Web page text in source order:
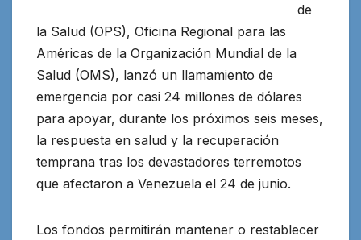
de
la Salud (OPS), Oficina Regional para las
Américas de la Organización Mundial de la
Salud (OMS), lanzó un llamamiento de
emergencia por casi 24 millones de dólares
para apoyar, durante los próximos seis meses,
la respuesta en salud y la recuperación
temprana tras los devastadores terremotos
que afectaron a Venezuela el 24 de junio.
Los fondos permitirán mantener o restablecer